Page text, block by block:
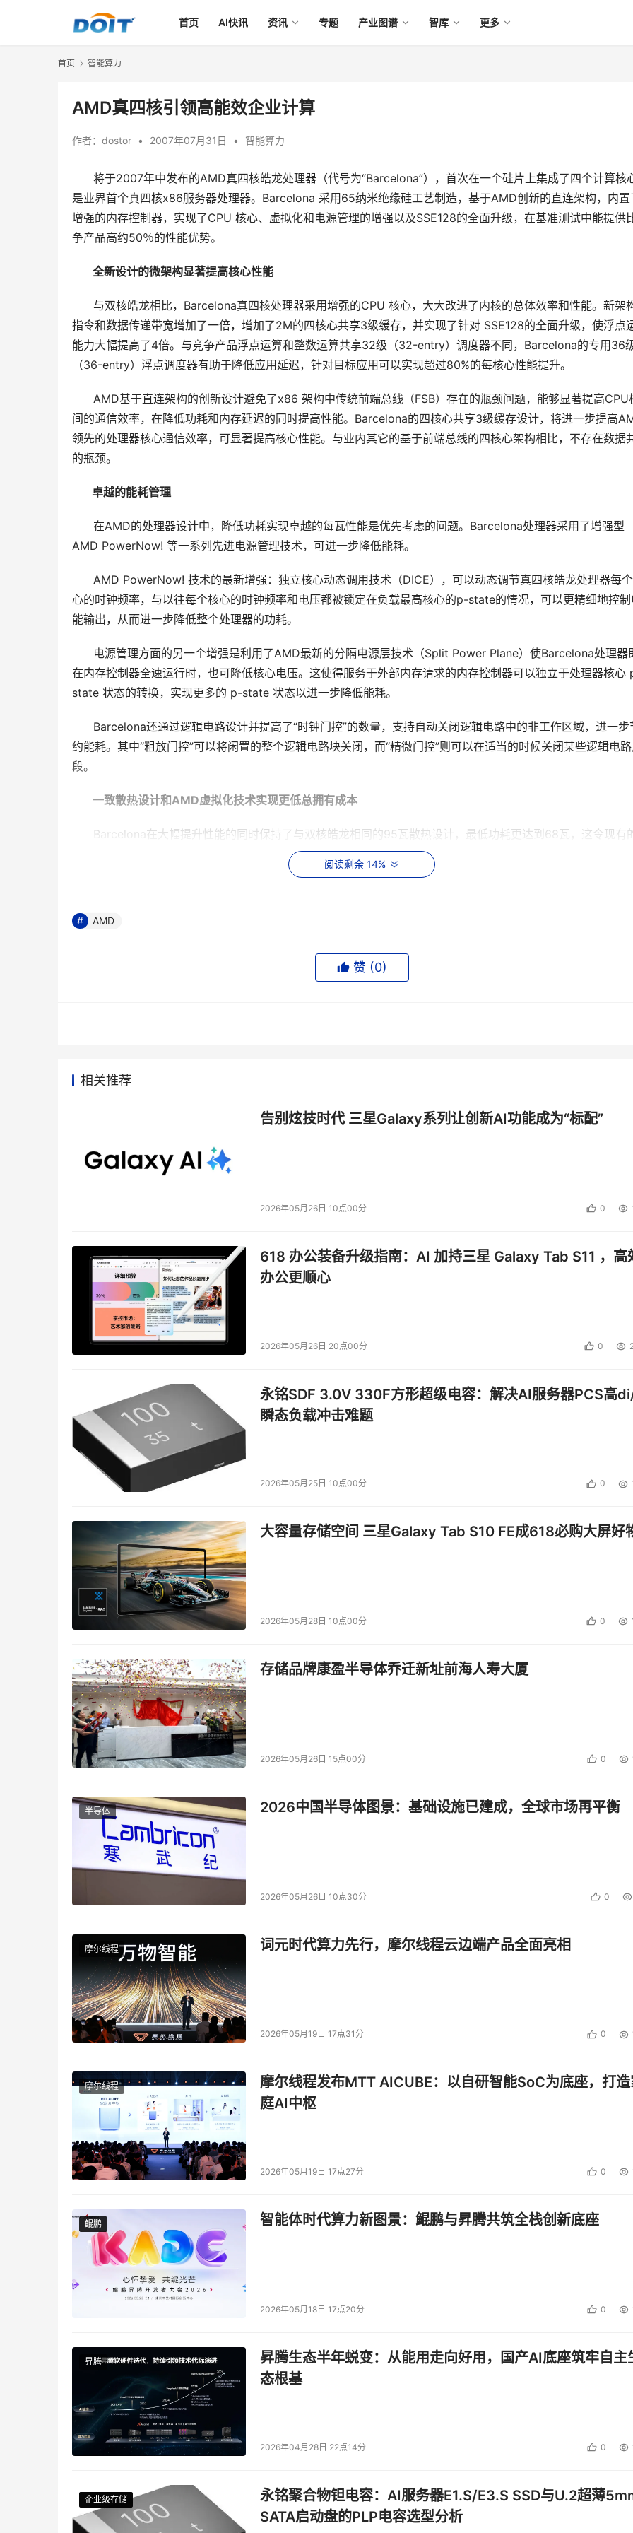
首页 AI快讯 资讯 专题 产业图谱 智库 更多
首页 智能算力
AMD真四核引领高能效企业计算
作者： dostor • 2007年07月31日 • 智能算力
将于2007年中发布的AMD真四核皓龙处理器（代号为“Barcelona”），首次在一个硅片上集成了四个计算核
是业界首个真四核x86服务器处理器。Barcelona 采用65纳米绝缘硅工艺制造，基于AMD创新的直连架构，内置
增强的内存控制器，实现了CPU 核心、虚拟化和电源管理的增强以及SSE128的全面升级，在基准测试中能提供
争产品高约50％的性能优势。
全新设计的微架构显著提高核心性能
与双核皓龙相比，Barcelona真四核处理器采用增强的CPU 核心，大大改进了内核的总体效率和性能。新架
指令和数据传递带宽增加了一倍，增加了2M的四核心共享3级缓存，并实现了针对 SSE128的全面升级，使浮点
能力大幅提高了4倍。与竞争产品浮点运算和整数运算共享32级（32-entry）调度器不同，Barcelona的专用36
（36-entry）浮点调度器有助于降低应用延迟，针对目标应用可以实现超过80%的每核心性能提升。
AMD基于直连架构的创新设计避免了x86 架构中传统前端总线（FSB）存在的瓶颈问题，能够显著提高CPU
间的通信效率，在降低功耗和内存延迟的同时提高性能。Barcelona的四核心共享3级缓存设计，将进一步提高
领先的处理器核心通信效率，可显著提高核心性能。与业内其它的基于前端总线的四核心架构相比，不存在数据
的瓶颈。
卓越的能耗管理
在AMD的处理器设计中，降低功耗实现卓越的每瓦性能是优先考虑的问题。Barcelona处理器采用了增强型
AMD PowerNow! 等一系列先进电源管理技术，可进一步降低能耗。
AMD PowerNow! 技术的最新增强：独立核心动态调用技术（DICE），可以动态调节真四核皓龙处理器每
心的时钟频率，与以往每个核心的时钟频率和电压都被锁定在负载最高核心的p-state的情况，可以更精细地控
能输出，从而进一步降低整个处理器的功耗。
电源管理方面的另一个增强是利用了AMD最新的分隔电源层技术（Split Power Plane）使Barcelona处理器
在内存控制器全速运行时，也可降低核心电压。这使得服务于外部内存请求的内存控制器可以独立于处理器核心
state 状态的转换，实现更多的 p-state 状态以进一步降低能耗。
Barcelona还通过逻辑电路设计并提高了“时钟门控”的数量，支持自动关闭逻辑电路中的非工作区域，进一步
约能耗。其中“粗放门控”可以将闲置的整个逻辑电路块关闭，而“精微门控”则可以在适当的时候关闭某些逻辑电
段。
一致散热设计和AMD虚拟化技术实现更低总拥有成本
Barcelona在大幅提升性能的同时保持了与双核皓龙相同的95瓦散热设计，最低功耗更达到68瓦，这令现有
核皓龙用户只需将目前运行第二代双核皓龙处理器的系统进行简单的BIOS升级，就可以平滑升级到新的真四核皓
理器，大大降低了用户数据中心的升级成本、保护了用户投资。
在多虚拟机环境下，使客户能够享受到更多的基于虚拟化的应用性能提高。
采用直连架构的Barcelona真四核处理器在微架构设计上的一系列创新，将对多核处理器发展产生深远的影响
领导着未来多核处理器的发展方向，为的高能效的企业计算提供更领先的解决方案。
阅读剩余 14%
AMD
赞 (0)
相关推荐
告别炫技时代 三星Galaxy系列让创新AI功能成为“标配”
2026年05月26日 10点00分 0
618 办公装备升级指南：AI 加持三星 Galaxy Tab S11 ，高
办公更顺心
2026年05月26日 20点00分 0
永铭SDF 3.0V 330F方形超级电容：解决AI服务器PCS高
瞬态负载冲击难题
2026年05月25日 10点00分 0
大容量存储空间 三星Galaxy Tab S10 FE成618必购大屏好
2026年05月28日 10点00分 0
存储品牌康盈半导体乔迁新址前海人寿大厦
2026年05月26日 15点00分 0
半导体 2026中国半导体图景：基础设施已建成，全球市场再平衡
2026年05月26日 10点30分 0
摩尔线程 词元时代算力先行，摩尔线程云边端产品全面亮相
2026年05月19日 17点31分 0
摩尔线程
摩尔线程发布MTT AICUBE：以自研智能SoC为底座，打
庭AI中枢
2026年05月19日 17点27分 0
鲲鹏
鲲鹏 智能体时代算力新图景：鲲鹏与昇腾共筑全栈创新底座
2026年05月18日 17点20分 0
昇腾
昇腾生态半年蜕变：从能用走向好用，国产AI底座筑牢自主
态根基
2026年04月28日 22点14分 0
企业级存储
企业级存储
企业级存储
企业级存储
永铭聚合物钽电容：AI服务器E1.S/E3.S SSD与U.2超薄
SATA启动盘的PLP电容选型分析